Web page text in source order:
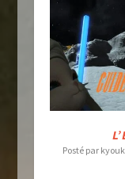
Posté par